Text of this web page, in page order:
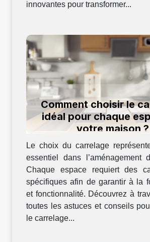
innovantes pour transformer...
Comment choisir le
idéal pour chaque
votre maison ?
Le choix du carrelage
essentiel dans l’aménagement
Chaque espace requiert des
spécifiques afin de garantir à la
et fonctionnalité. Découvrez à
toutes les astuces et conseils
le carrelage...